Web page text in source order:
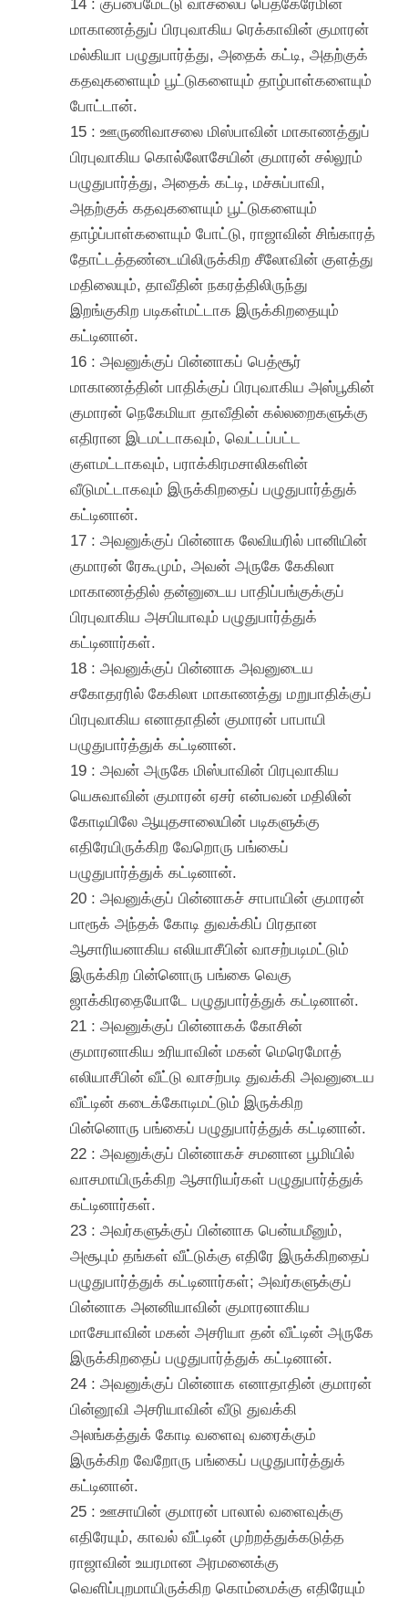
மாகாணத்துப் பிரபுவாகிய ரெக்காவின் குமாரன்
மல்கியா பழுதுபார்த்து, அதைக் கட்டி, அதற்குக்
கதவுகளையும் பூட்டுகளையும் தாழ்பாள்களையும்
போட்டான்.
15 : ஊருணிவாசலை மிஸ்பாவின் மாகாணத்துப்
பிரபுவாகிய கொல்லோசேயின் குமாரன் சல்லூம்
பழுதுபார்த்து, அதைக் கட்டி, மச்சுப்பாவி,
அதற்குக் கதவுகளையும் பூட்டுகளையும்
தாழ்ப்பாள்களையும் போட்டு, ராஜாவின் சிங்காரத்
தோட்டத்தண்டையிலிருக்கிற சீலோவின் குளத்து
மதிலையும், தாவீதின் நகரத்திலிருந்து
இறங்குகிற படிகள்மட்டாக இருக்கிறதையும்
கட்டினான்.
16 : அவனுக்குப் பின்னாகப் பெத்சூர்
மாகாணத்தின் பாதிக்குப் பிரபுவாகிய அஸ்பூகின்
குமாரன் நெகேமியா தாவீதின் கல்லறைகளுக்கு
எதிரான இடமட்டாகவும், வெட்டப்பட்ட
குளமட்டாகவும், பராக்கிரமசாலிகளின்
வீடுமட்டாகவும் இருக்கிறதைப் பழுதுபார்த்துக்
கட்டினான்.
17 : அவனுக்குப் பின்னாக லேவியரில் பானியின்
குமாரன் ரேகூமும், அவன் அருகே கேகிலா
மாகாணத்தில் தன்னுடைய பாதிப்பங்குக்குப்
பிரபுவாகிய அசபியாவும் பழுதுபார்த்துக்
கட்டினார்கள்.
18 : அவனுக்குப் பின்னாக அவனுடைய
சகோதரரில் கேகிலா மாகாணத்து மறுபாதிக்குப்
பிரபுவாகிய எனாதாதின் குமாரன் பாபாயி
பழுதுபார்த்துக் கட்டினான்.
19 : அவன் அருகே மிஸ்பாவின் பிரபுவாகிய
யெசுவாவின் குமாரன் ஏசர் என்பவன் மதிலின்
கோடியிலே ஆயுதசாலையின் படிகளுக்கு
எதிரேயிருக்கிற வேறொரு பங்கைப்
பழுதுபார்த்துக் கட்டினான்.
20 : அவனுக்குப் பின்னாகச் சாபாயின் குமாரன்
பாரூக் அந்தக் கோடி துவக்கிப் பிரதான
ஆசாரியனாகிய எலியாசீபின் வாசற்படிமட்டும்
இருக்கிற பின்னொரு பங்கை வெகு
ஜாக்கிரதையோடே பழுதுபார்த்துக் கட்டினான்.
21 : அவனுக்குப் பின்னாகக் கோசின்
குமாரனாகிய உரியாவின் மகன் மெரெமோத்
எலியாசீபின் வீட்டு வாசற்படி துவக்கி அவனுடைய
வீட்டின் கடைக்கோடிமட்டும் இருக்கிற
பின்னொரு பங்கைப் பழுதுபார்த்துக் கட்டினான்.
22 : அவனுக்குப் பின்னாகச் சமனான பூமியில்
வாசமாயிருக்கிற ஆசாரியர்கள் பழுதுபார்த்துக்
கட்டினார்கள்.
23 : அவர்களுக்குப் பின்னாக பென்யமீனும்,
அசூபும் தங்கள் வீட்டுக்கு எதிரே இருக்கிறதைப்
பழுதுபார்த்துக் கட்டினார்கள்; அவர்களுக்குப்
பின்னாக அனனியாவின் குமாரனாகிய
மாசேயாவின் மகன் அசரியா தன் வீட்டின் அருகே
இருக்கிறதைப் பழுதுபார்த்துக் கட்டினான்.
24 : அவனுக்குப் பின்னாக எனாதாதின் குமாரன்
பின்னூவி அசரியாவின் வீடு துவக்கி
அலங்கத்துக் கோடி வளைவு வரைக்கும்
இருக்கிற வேறோரு பங்கைப் பழுதுபார்த்துக்
கட்டினான்.
25 : ஊசாயின் குமாரன் பாலால் வளைவுக்கு
எதிரேயும், காவல் வீட்டின் முற்றத்துக்கடுத்த
ராஜாவின் உயரமான அரமனைக்கு
வெளிப்புறமாயிருக்கிற கொம்மைக்கு எதிரேயும்